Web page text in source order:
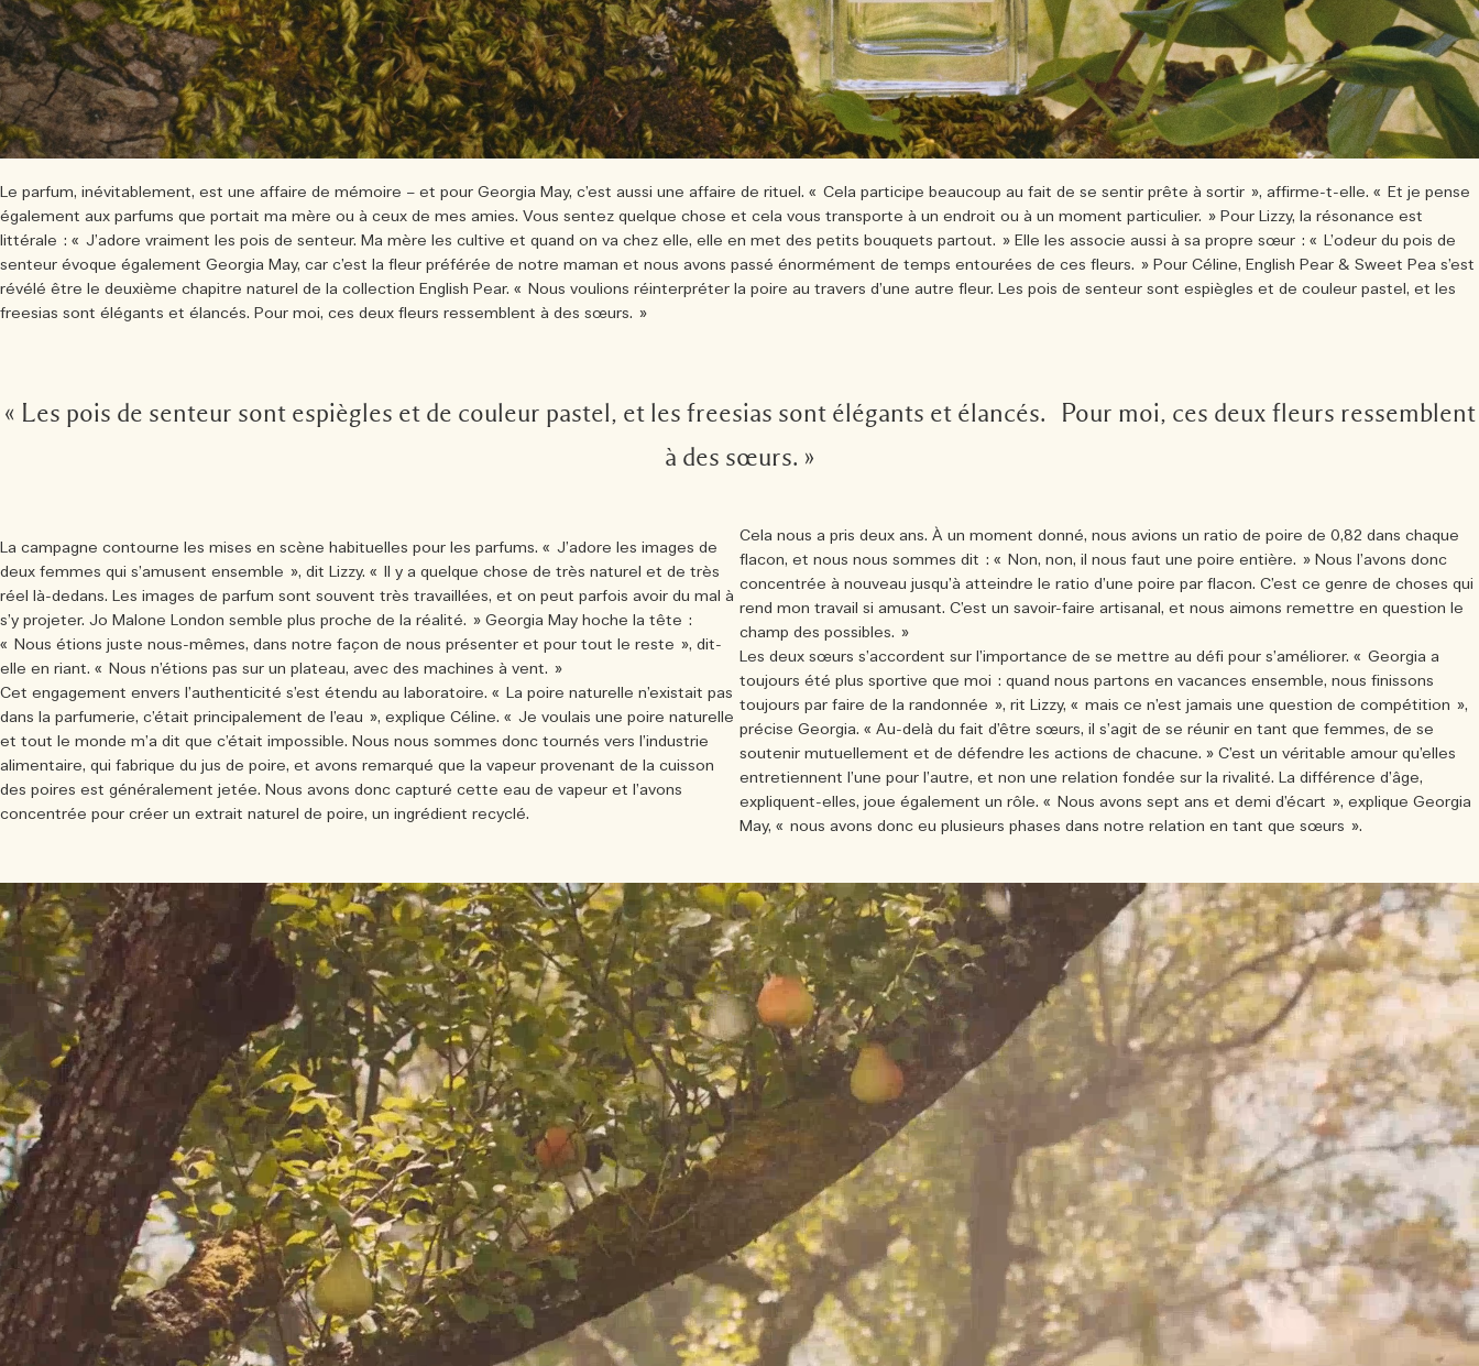
Le parfum, inévitablement, est une affaire de mémoire – et pour Georgia May, c’est aussi une affaire de rituel. « Cela participe beaucoup au fait de se sentir prête à sortir », affirme-t-elle. « Et je pense
également aux parfums que portait ma mère ou à ceux de mes amies. Vous sentez quelque chose et cela vous transporte à un endroit ou à un moment particulier. » Pour Lizzy, la résonance est
littérale : « J’adore vraiment les pois de senteur. Ma mère les cultive et quand on va chez elle, elle en met des petits bouquets partout. » Elle les associe aussi à sa propre sœur : « L’odeur du pois de
senteur évoque également Georgia May, car c’est la fleur préférée de notre maman et nous avons passé énormément de temps entourées de ces fleurs. » Pour Céline, English Pear & Sweet Pea s’est
révélé être le deuxième chapitre naturel de la collection English Pear. « Nous voulions réinterpréter la poire au travers d’une autre fleur. Les pois de senteur sont espiègles et de couleur pastel, et les
freesias sont élégants et élancés. Pour moi, ces deux fleurs ressemblent à des sœurs. »
« Les pois de senteur sont espiègles et de couleur pastel, et les freesias sont élégants et élancés. Pour moi, ces deux fleurs ressemblent
à des sœurs. »
La campagne contourne les mises en scène habituelles pour les parfums. « J’adore les images de
deux femmes qui s’amusent ensemble », dit Lizzy. « Il y a quelque chose de très naturel et de très
réel là-dedans. Les images de parfum sont souvent très travaillées, et on peut parfois avoir du mal à
s’y projeter. Jo Malone London semble plus proche de la réalité. » Georgia May hoche la tête :
« Nous étions juste nous-mêmes, dans notre façon de nous présenter et pour tout le reste », dit-
elle en riant. « Nous n’étions pas sur un plateau, avec des machines à vent. »
Cet engagement envers l’authenticité s’est étendu au laboratoire. « La poire naturelle n’existait pas
dans la parfumerie, c’était principalement de l’eau », explique Céline. « Je voulais une poire naturelle
et tout le monde m’a dit que c’était impossible. Nous nous sommes donc tournés vers l’industrie
alimentaire, qui fabrique du jus de poire, et avons remarqué que la vapeur provenant de la cuisson
des poires est généralement jetée. Nous avons donc capturé cette eau de vapeur et l’avons
concentrée pour créer un extrait naturel de poire, un ingrédient recyclé.
Cela nous a pris deux ans. À un moment donné, nous avions un ratio de poire de 0,82 dans chaque
flacon, et nous nous sommes dit : « Non, non, il nous faut une poire entière. » Nous l’avons donc
concentrée à nouveau jusqu’à atteindre le ratio d’une poire par flacon. C’est ce genre de choses qui
rend mon travail si amusant. C’est un savoir-faire artisanal, et nous aimons remettre en question le
champ des possibles. »
Les deux sœurs s’accordent sur l’importance de se mettre au défi pour s’améliorer. « Georgia a
toujours été plus sportive que moi : quand nous partons en vacances ensemble, nous finissons
toujours par faire de la randonnée », rit Lizzy, « mais ce n’est jamais une question de compétition »,
précise Georgia. « Au-delà du fait d’être sœurs, il s’agit de se réunir en tant que femmes, de se
soutenir mutuellement et de défendre les actions de chacune. » C’est un véritable amour qu’elles
entretiennent l’une pour l’autre, et non une relation fondée sur la rivalité. La différence d’âge,
expliquent-elles, joue également un rôle. « Nous avons sept ans et demi d’écart », explique Georgia
May, « nous avons donc eu plusieurs phases dans notre relation en tant que sœurs ».